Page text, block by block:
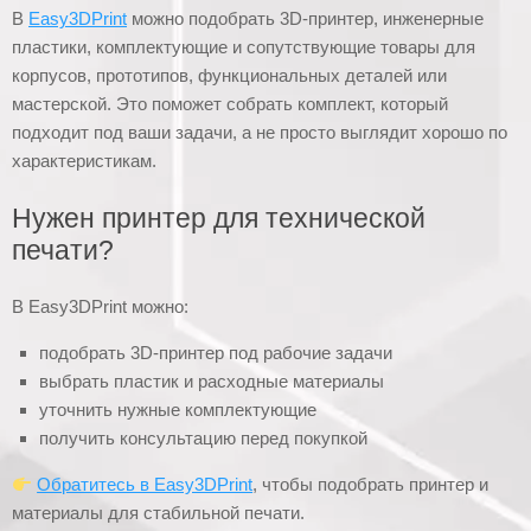
В Easy3DPrint можно подобрать 3D-принтер, инженерные
пластики, комплектующие и сопутствующие товары для
корпусов, прототипов, функциональных деталей или
мастерской. Это поможет собрать комплект, который
подходит под ваши задачи, а не просто выглядит хорошо по
характеристикам.
Нужен принтер для технической
печати?
В Easy3DPrint можно:
подобрать 3D-принтер под рабочие задачи
выбрать пластик и расходные материалы
уточнить нужные комплектующие
получить консультацию перед покупкой
Обратитесь в Easy3DPrint, чтобы подобрать принтер и
материалы для стабильной печати.